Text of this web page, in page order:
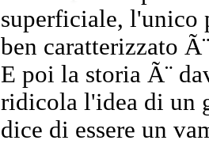
superficiale, l'unico
ben caratterizzato
E poi la storia Ã¨
ridicola l'idea di un
dice di essere un